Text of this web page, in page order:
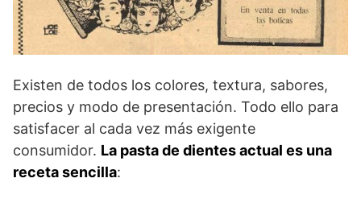
Existen de todos los colores, textura, sabores,
precios y modo de presentación. Todo ello para
satisfacer al cada vez más exigente
consumidor. La pasta de dientes actual es una
receta sencilla: